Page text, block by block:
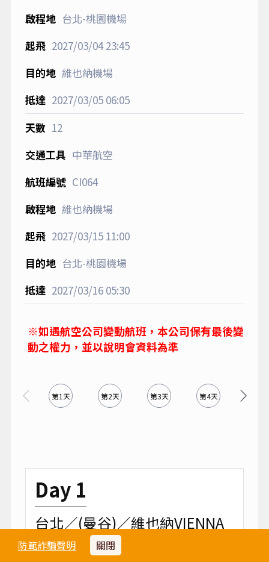
防範詐騙聲明 關閉
台北-桃園機場
2027/03/0423:45
維也納機場
2027/03/0506:05
12
中華航空
CI064
維也納機場
2027/03/1511:00
台北-桃園機場
2027/03/1605:30
※如遇航空公司變動航班，本公司保有最後變
動之權力，並以說明會資料為準
第1天 第2天 第3天 第4天
Day 1
台北／(曼谷)／維也納VIENNA
【奧地利】